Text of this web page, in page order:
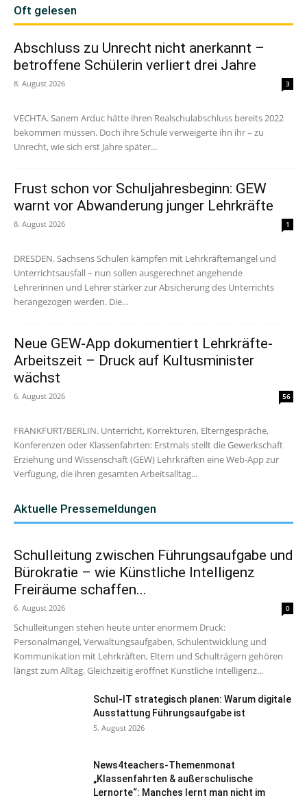
Oft gelesen
Abschluss zu Unrecht nicht anerkannt –
betroffene Schülerin verliert drei Jahre
8. August 2026 3
VECHTA. Sanem Arduc hätte ihren Realschulabschluss bereits 2022
bekommen müssen. Doch ihre Schule verweigerte ihn ihr – zu
Unrecht, wie sich erst Jahre später...
Frust schon vor Schuljahresbeginn: GEW
warnt vor Abwanderung junger Lehrkräfte
8. August 2026 1
DRESDEN. Sachsens Schulen kämpfen mit Lehrkräftemangel und
Unterrichtsausfall – nun sollen ausgerechnet angehende
Lehrerinnen und Lehrer stärker zur Absicherung des Unterrichts
herangezogen werden. Die...
Neue GEW-App dokumentiert Lehrkräfte-
Arbeitszeit – Druck auf Kultusminister
wächst
6. August 2026 56
FRANKFURT/BERLIN. Unterricht, Korrekturen, Elterngespräche,
Konferenzen oder Klassenfahrten: Erstmals stellt die Gewerkschaft
Erziehung und Wissenschaft (GEW) Lehrkräften eine Web-App zur
Verfügung, die ihren gesamten Arbeitsalltag...
Aktuelle Pressemeldungen
Schulleitung zwischen Führungsaufgabe und
Bürokratie – wie Künstliche Intelligenz
Freiräume schaffen...
6. August 2026 0
Schulleitungen stehen heute unter enormem Druck:
Personalmangel, Verwaltungsaufgaben, Schulentwicklung und
Kommunikation mit Lehrkräften, Eltern und Schulträgern gehören
längst zum Alltag. Gleichzeitig eröffnet Künstliche Intelligenz...
Schul-IT strategisch planen: Warum digitale
Ausstattung Führungsaufgabe ist
5. August 2026
News4teachers-Themenmonat
„Klassenfahrten & außerschulische
Lernorte“: Manches lernt man nicht im